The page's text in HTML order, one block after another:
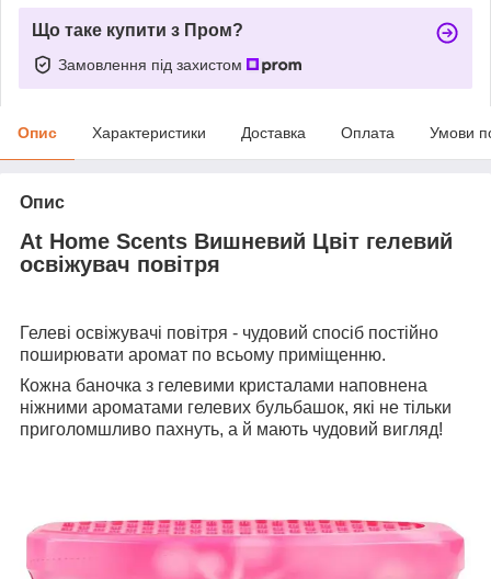
Що таке купити з Пром?
Замовлення під захистом
Опис Характеристики Доставка Оплата Умови
Опис
At Home Scents Вишневий Цвіт гелевий
освіжувач повітря
Гелеві освіжувачі повітря - чудовий спосіб постійно
поширювати аромат по всьому приміщенню.
Кожна баночка з гелевими кристалами наповнена
ніжними ароматами гелевих бульбашок, які не тільки
приголомшливо пахнуть, а й мають чудовий вигляд!